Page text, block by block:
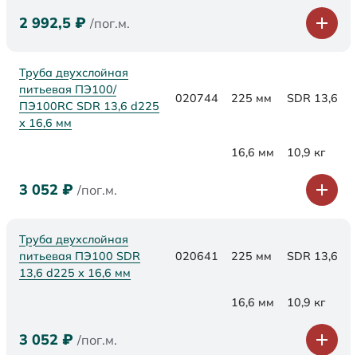
2 992,5 ₽ /пог.м.
Труба двухслойная
питьевая ПЭ100/
ПЭ100RC SDR 13,6 d225
х 16,6 мм
020744 225 мм SDR 13,6
16,6 мм 10,9 кг
3 052 ₽ /пог.м.
Труба двухслойная
питьевая ПЭ100 SDR
13,6 d225 х 16,6 мм
020641 225 мм SDR 13,6
16,6 мм 10,9 кг
3 052 ₽ /пог.м.